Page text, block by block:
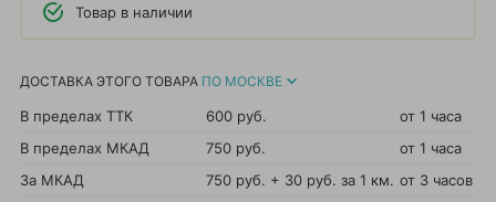
Товар в наличии
ДОСТАВКА ЭТОГО ТОВАРА ПО МОСКВЕ
В пределах ТТК 600 руб.
от 1 часа
В пределах МКАД
750 руб.
от 1 часа
За МКАД
750 руб. + 30 руб. за 1 км. от 3 часов